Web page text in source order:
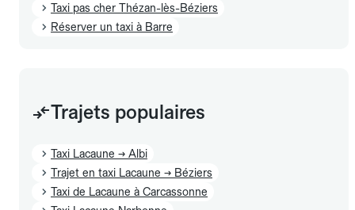
Taxi pas cher Thézan-lès-Béziers
Réserver un taxi à Barre
Trajets populaires
Taxi Lacaune → Albi
Trajet en taxi Lacaune → Béziers
Taxi de Lacaune à Carcassonne